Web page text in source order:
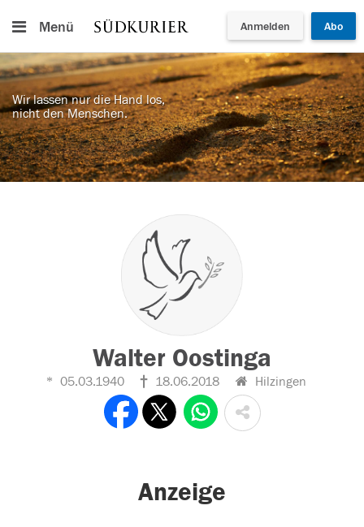
Menü Anmelden Abo
Wir lassen nur die Hand los,
nicht den Menschen.
Walter Oostinga
05.03.1940 18.06.2018 Hilzingen
Anzeige